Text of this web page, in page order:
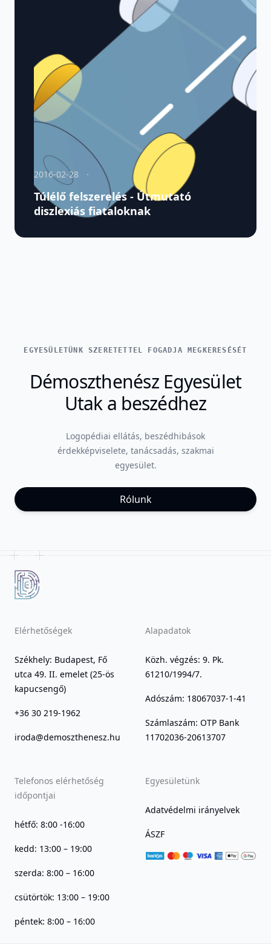
2016-02-28
Túlélő felszerelés - Útmutató
diszlexiás fiataloknak
EGYESÜLETÜNK SZERETETTEL FOGADJA MEGKERESÉSÉT
Démoszthenész Egyesület
Utak a beszédhez
Logopédiai ellátás, beszédhibások
érdekképviselete, tanácsadás, szakmai
egyesület.
Rólunk
Elérhetőségek
Székhely: Budapest, Fő
utca 49. II. emelet (25-ös
kapucsengő)
+36 30 219-1962
iroda@demoszthenesz.hu
Alapadatok
Közh. végzés: 9. Pk.
61210/1994/7.
Adószám: 18067037-1-41
Számlaszám: OTP Bank
11702036-20613707
Telefonos elérhetőség
időpontjai
hétfő: 8:00 -16:00
kedd: 13:00 – 19:00
szerda: 8:00 – 16:00
csütörtök: 13:00 – 19:00
péntek: 8:00 – 16:00
Egyesületünk
Adatvédelmi irányelvek
ÁSZF